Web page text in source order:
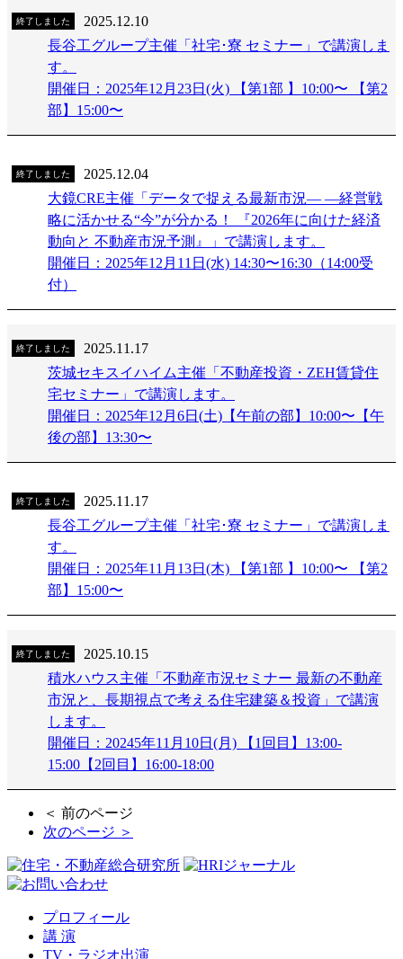
終了しました
2025.12.10
長谷工グループ主催「社宅･寮 セミナー」で講演しま
す。
開催日：2025年12月23日(火) 【第1部 】10:00〜 【第2
部】15:00〜
終了しました
2025.12.04
大鏡CRE主催「データで捉える最新市況― ―経営戦
略に活かせる“今”が分かる！ 『2026年に向けた経済
動向と 不動産市況予測』」で講演します。
開催日：2025年12月11日(水) 14:30〜16:30（14:00受
付）
終了しました
2025.11.17
茨城セキスイハイム主催「不動産投資・ZEH賃貸住
宅セミナー」で講演します。
開催日：2025年12月6日(土)【午前の部】10:00〜【午
後の部】13:30〜
終了しました
2025.11.17
長谷工グループ主催「社宅･寮 セミナー」で講演しま
す。
開催日：2025年11月13日(木) 【第1部 】10:00〜 【第2
部】15:00〜
終了しました
2025.10.15
積水ハウス主催「不動産市況セミナー 最新の不動産
市況と、長期視点で考える住宅建築＆投資」で講演
します。
開催日：20245年11月10日(月) 【1回目】13:00-
15:00【2回目】16:00-18:00
＜ 前のページ
次のページ ＞
プロフィール
講 演
TV・ラジオ出演